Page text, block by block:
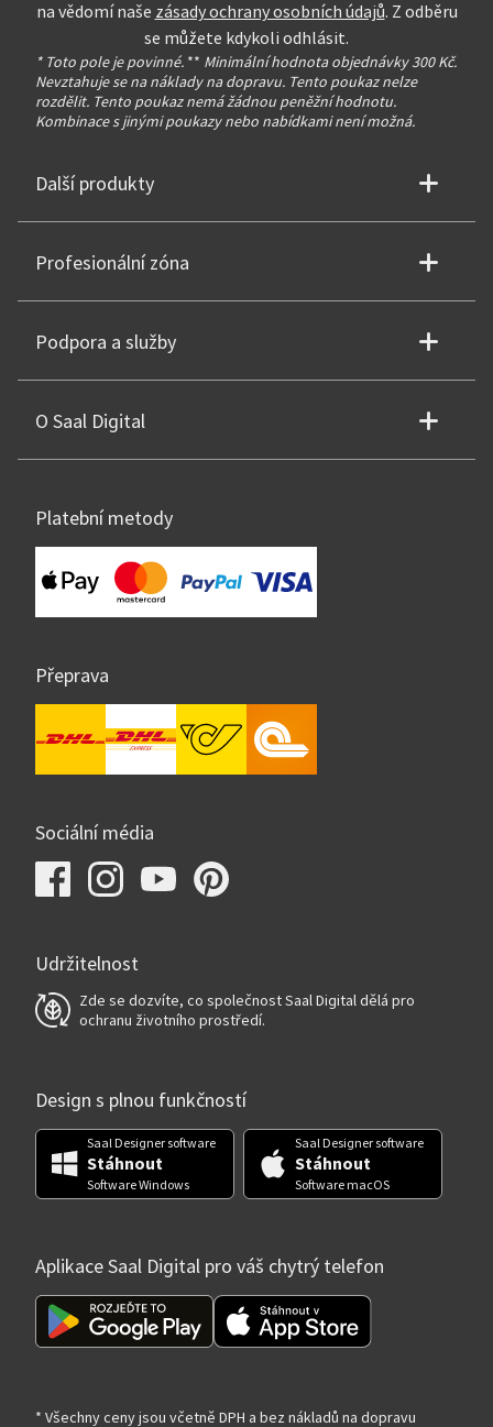
na vědomí naše zásady ochrany osobních údajů. Z odběru
se můžete kdykoli odhlásit.
* Toto pole je povinné. ** Minimální hodnota objednávky 300 Kč.
Nevztahuje se na náklady na dopravu. Tento poukaz nelze
rozdělit. Tento poukaz nemá žádnou peněžní hodnotu.
Kombinace s jinými poukazy nebo nabídkami není možná.
Další produkty
Profesionální zóna
Podpora a služby
O Saal Digital
Platební metody
Přeprava
Sociální média
Udržitelnost
Zde se dozvíte, co společnost Saal Digital dělá pro
ochranu životního prostředí.
Design s plnou funkčností
Saal Designer software
Stáhnout
Software Windows
Saal Designer software
Stáhnout
Software macOS
Aplikace Saal Digital pro váš chytrý telefon
* Všechny ceny jsou včetně DPH a bez nákladů na dopravu